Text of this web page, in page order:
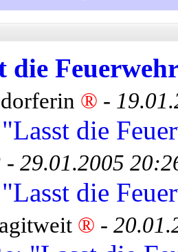
die
® -
die
- 29.01.2005
die
® -